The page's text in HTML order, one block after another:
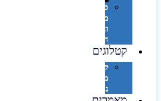
סביבת
מחשב
וציוד
היקפי
קטלוגים
קטלוג
מוצרי
נייר